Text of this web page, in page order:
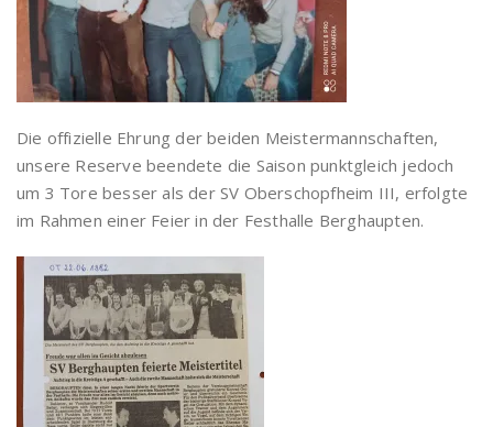
Die offizielle Ehrung der beiden Meistermannschaften,
unsere Reserve beendete die Saison punktgleich jedoch
um 3 Tore besser als der SV Oberschopfheim III, erfolgte
im Rahmen einer Feier in der Festhalle Berghaupten.